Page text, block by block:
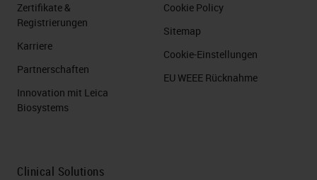
Zertifikate &
Registrierungen
Karriere
Partnerschaften
Innovation mit Leica
Biosystems
Cookie Policy
Sitemap
Cookie-Einstellungen
EU WEEE Rücknahme
Clinical Solutions